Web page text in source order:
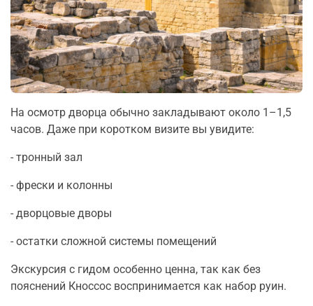
На осмотр дворца обычно закладывают около 1–1,5
часов. Даже при коротком визите вы увидите:
- тронный зал
- фрески и колонны
- дворцовые дворы
- остатки сложной системы помещений
Экскурсия с гидом особенно ценна, так как без
пояснений Кноссос воспринимается как набор руин.